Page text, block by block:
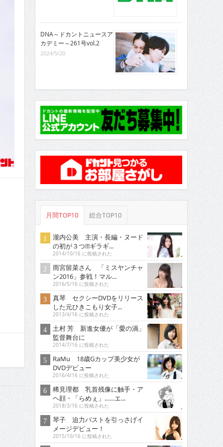
DNA～ドカントニュースア
カデミー～261号vol.2
2024/5/20
月間TOP10 総合TOP10
瀧内公美 主演・長編・ヌード
の初が３つ!!!ギラギ...
2014/10/16 に投稿された
雨宮留菜さん 「ミスヤンチャ
ン2016」参戦！マル...
2016/5/16 に投稿された
真琴 セクシーDVDをリリース
した元ひきこもり女子...
2013/4/16 に投稿された
土村 芳 新進女優が「愛の渦」
監督舞台に
2014/7/16 に投稿された
RaMu 18歳Gカップ美少女が
DVDデビュー
2016/4/16 に投稿された
稀見理都 乳首残像に触手・ア
ヘ顔・「らめぇ」……エ...
2018/3/16 に投稿された
琴子 迫力バストを引っさげイ
メージデビュー！
2015/10/16 に投稿された